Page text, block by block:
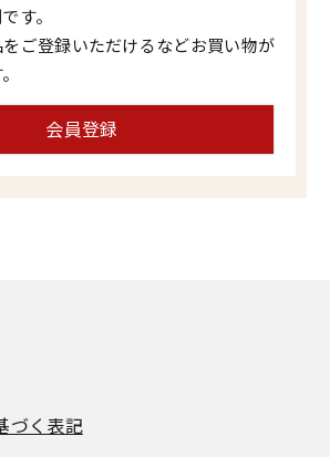
す。
ご登録いただけるなどお買い物が
会員登録
づく表記